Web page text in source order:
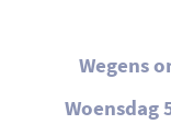
Wegens
Woensdag